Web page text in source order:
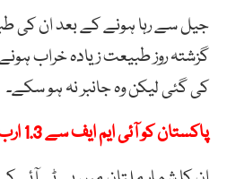
جیل سے رہا ہونے کے بعد ان کی
گزشتہ روز طبیعت زیادہ خراب ہونے
کی گئی لیکن وہ جانبر نہ ہو سکے۔
پاکستان کو آئی ایم ایف سے 1.3 ارب ڈالر موصول